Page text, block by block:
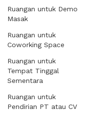
Ruangan untuk Demo
Masak
Ruangan untuk
Coworking Space
Ruangan untuk
Tempat Tinggal
Sementara
Ruangan untuk
Pendirian PT atau CV